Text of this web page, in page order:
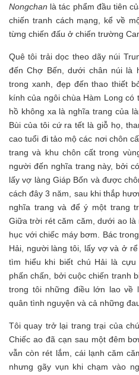
Nongchan là tác phẩm đầu tiên
chiến tranh cách mạng, kể về
từng chiến đấu ở chiến trường
Quê tôi trải dọc theo dãy núi
đến Chợ Bến, dưới chân núi là
trong xanh, đẹp đến thao thiết
kính của ngôi chùa Hàm Long
hồ không xa là nghĩa trang của
Bùi của tôi cứ ra tết là giỗ họ,
cao tuổi đi tảo mộ các nơi chôn
trang và khu chôn cất trong
người đến nghĩa trang này, bởi
lấy vợ làng Giáp Bốn và được
cách đây 3 năm, sau khi thắp
nghĩa trang và để ý một trang
Giữa trời rét căm căm, dưới ao
hục với chiếc máy bơm. Bác
Hải, người làng tôi, lấy vợ và ở
tìm hiểu khi biết chú Hải là
phấn chấn, bởi cuộc chiến tranh
trong tôi những điều lớn lao về
quân tình nguyện và cả những
Tôi quay trở lại trang trại của
Chiếc ao đã cạn sau một đêm
vẫn còn rét lắm, cái lạnh căm
nhưng gãy vụn khi chạm vào